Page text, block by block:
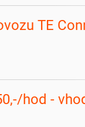
TE
hod -